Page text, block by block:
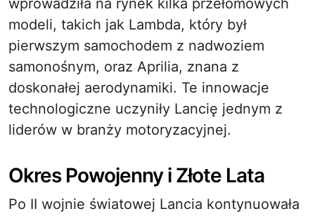
wprowadziła na rynek kilka przełomowych
modeli, takich jak Lambda, który był
pierwszym samochodem z nadwoziem
samonośnym, oraz Aprilia, znana z
doskonałej aerodynamiki. Te innowacje
technologiczne uczyniły Lancię jednym z
liderów w branży motoryzacyjnej.
Okres Powojenny i Złote Lata
Po II wojnie światowej Lancia kontynuowała